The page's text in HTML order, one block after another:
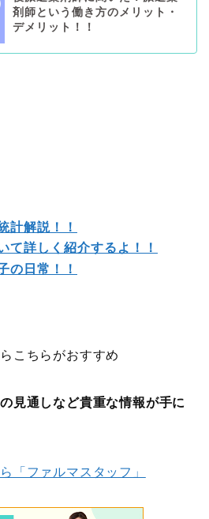
剤師という働き方のメリット・
デメリット！！
計解説！！
て詳しく紹介するよ！！
の日常！！
こちらがおすすめ
見通しなど貴重な情報が手に
「ファルマスタッフ」